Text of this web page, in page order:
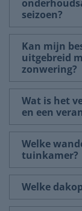
seizoen?
Kan mijn
uitgebreid
zonwering?
Wat is het
en een
Welke
tuinkamer?
Welke